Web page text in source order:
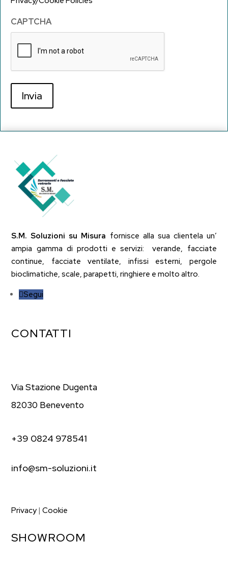
CAPTCHA
S.M. Soluzioni su Misura fornisce alla sua clientela un’
ampia gamma di prodotti e servizi: verande, facciate
continue, facciate ventilate, infissi esterni, pergole
bioclimatiche, scale, parapetti, ringhiere e molto altro.
Segui
CONTATTI
Via Stazione Dugenta
82030 Benevento
+39 0824 978541
info@sm-soluzioni.it
Privacy |Cookie
SHOWROOM